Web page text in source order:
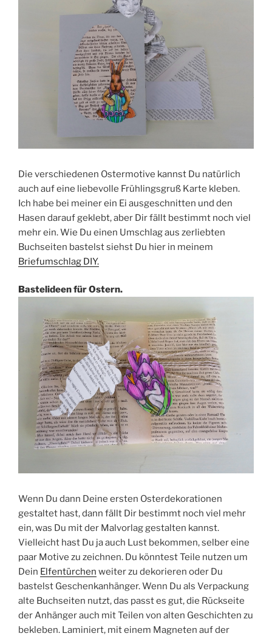
Die verschiedenen Ostermotive kannst Du natürlich
auch auf eine liebevolle Frühlingsgruß Karte kleben.
Ich habe bei meiner ein Ei ausgeschnitten und den
Hasen darauf geklebt, aber Dir fällt bestimmt noch viel
mehr ein. Wie Du einen Umschlag aus zerliebten
Buchseiten bastelst siehst Du hier in meinem
Briefumschlag DIY.
Bastelideen für Ostern.
Wenn Du dann Deine ersten Osterdekorationen
gestaltet hast, dann fällt Dir bestimmt noch viel mehr
ein, was Du mit der Malvorlag gestalten kannst.
Vielleicht hast Du ja auch Lust bekommen, selber eine
paar Motive zu zeichnen. Du könntest Teile nutzen um
Dein Elfentürchen weiter zu dekorieren oder Du
bastelst Geschenkanhänger. Wenn Du als Verpackung
alte Buchseiten nutzt, das passt es gut, die Rückseite
der Anhänger auch mit Teilen von alten Geschichten zu
bekleben. Laminiert, mit einem Magneten auf der